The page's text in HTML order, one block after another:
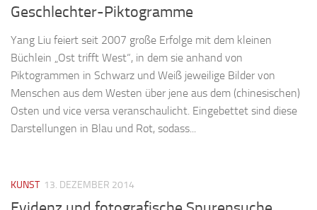
Geschlechter-Piktogramme
Yang Liu feiert seit 2007 große Erfolge mit dem kleinen
Büchlein „Ost trifft West“, in dem sie anhand von
Piktogrammen in Schwarz und Weiß jeweilige Bilder von
Menschen aus dem Westen über jene aus dem (chinesischen)
Osten und vice versa veranschaulicht. Eingebettet sind diese
Darstellungen in Blau und Rot, sodass...
KUNST 13. DEZEMBER 2014